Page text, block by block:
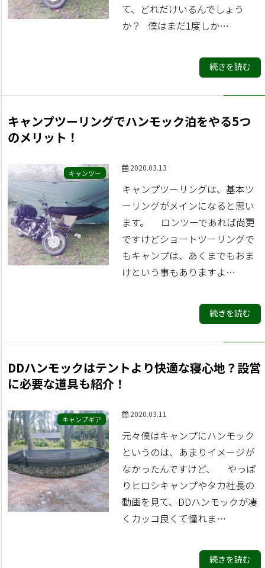
て、どれだけいるんでしょう
か？ 僕はまだ1度しか…
続きを読む
キャンプツーリングでハンモック泊をやる5つ
のメリット！
キャンツー
2020.03.13
キャンプツーリングは、基本ツ
ーリングがメインになると思い
ます。 ロンツーであれば尚更
ですけどショートツーリングで
もキャンプは、あくまでもおま
けという事もありますよ…
続きを読む
DDハンモックはテントより快適な寝心地？設営
に必要な道具も紹介！
キャンプギア
2020.03.11
元々僕はキャンプにハンモック
というのは、あまりイメージが
なかったんですけど、 やっぱ
りヒロシキャンプやタカ社長の
動画を見て、DDハンモックが凄
くカッコ良くて憧れま…
続きを読む